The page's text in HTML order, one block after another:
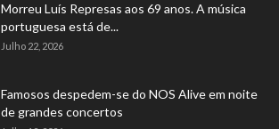
Morreu Luís Represas aos 69 anos. A música
portuguesa está de...
Julho 22, 2026
Famosos despedem-se do NOS Alive em noite
de grandes concertos